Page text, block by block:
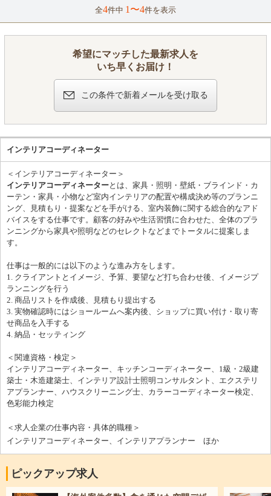
ケジュールを組み立てて管理します。 ▼ 【4】竣工・引き渡し 施
主様や施設担当者と最終確認を行い、引き渡しとなります。 ■ 仕
事のポイント ・裁量の大きさ： スケジュールの組み立ては個人
すことが可能です。 ・働きやすさの担保： フィットネスジム案
件は路面店等の独立した現場が多く、日中稼働が基本です。夜間
工事が少ないため、体調管理がしやすい環境です。 ・手厚いバッ
クアップ： 大阪からの赴任や出張ベースでの勤務となる場合、家
賃補助などで生活基盤をしっかりとサポートします。
全4件中 1〜4件を表示
希望にマッチした最新求人を
いち早くお届け！
この条件で新着メールを受け取る
インテリアコーディネーター
＜インテリアコーディネーター＞
インテリアコーディネーターとは、家具・照明・壁紙・ブラインド・カ
ーテン・家具・小物など室内インテリアの配置や構成決め等のプランニ
ング、見積もり・提案などを手がける、室内装飾に関する総合的なアド
バイスをする仕事です。顧客の好みや生活習慣に合わせた、全体のプラ
ンニングから家具や照明などのセレクトなどまでトータルに提案しま
す。
仕事は一般的には以下のような進み方をします。
1. クライアントとイメージ、予算、要望など打ち合わせ後、イメージプ
ランニングを行う
2. 商品リストを作成後、見積もり提出する
3. 実物確認時にはショールームへ案内後、ショップに買い付け・取り寄
せ商品を入手する
4. 納品・セッティング
＜関連資格・検定＞
インテリアコーディネーター、キッチンコーディネーター、1級・2級建
築士・木造建築士、インテリア設計士照明コンサルタント、エクステリ
アプランナー、ハウスクリーニング士、カラーコーディネーター検定、
色彩能力検定
＜求人企業の仕事内容・具体的職種＞
インテリアコーディネーター、インテリアプランナー ほか
ピックアップ求人